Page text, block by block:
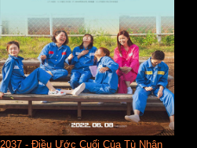
2037 - Điều Ước Cuối Của Tù Nhân